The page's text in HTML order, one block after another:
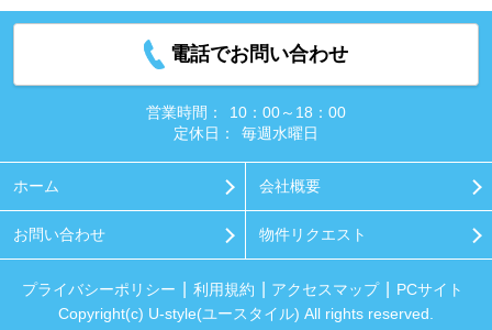
電話でお問い合わせ
営業時間：
10：00～18：00
定休日：
毎週水曜日
ホーム 会社概要
お問い合わせ 物件リクエスト
プライバシーポリシー 利用規約 アクセスマップ
PCサイト
Copyright(c) U-style(ユースタイル) All rights reserved.